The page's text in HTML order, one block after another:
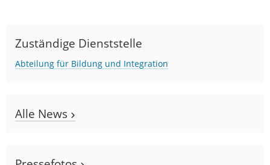
Zuständige Dienststelle
Abteilung für Bildung und Integration
Alle News